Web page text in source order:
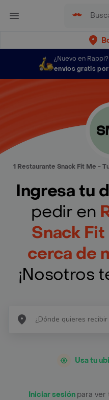
¿Nuevo en Rappi?
envíos gratis por
1 Restaurante Snack Fit Me -
Ingresa tu
pedir en
Snack
cerca de
¡Nosotros
Usa tu
Iniciar sesión para